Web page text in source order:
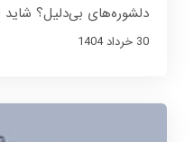
دلشوره‌های بی‌دلیل؟ شاید
30 خرداد 1404